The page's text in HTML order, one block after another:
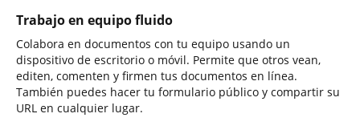
Trabajo en equipo fluido
Colabora en documentos con tu equipo usando un
dispositivo de escritorio o móvil. Permite que otros vean,
editen, comenten y firmen tus documentos en línea.
También puedes hacer tu formulario público y compartir su
URL en cualquier lugar.